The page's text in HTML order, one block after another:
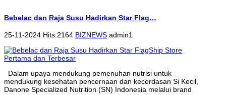
Bebelac dan Raja Susu Hadirkan Star Flag…
25-11-2024 Hits:2164 BIZNEWS admin1
Dalam upaya mendukung pemenuhan nutrisi untuk
mendukung kesehatan pencernaan dan kecerdasan Si Kecil,
Danone Specialized Nutrition (SN) Indonesia melalui brand